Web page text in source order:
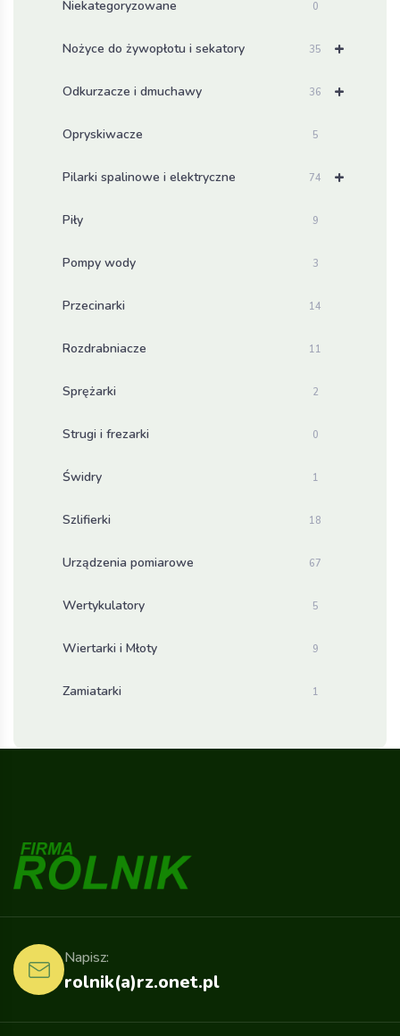
Niekategoryzowane 0
+
Nożyce do żywopłotu i sekatory 35
+
Odkurzacze i dmuchawy 36
Opryskiwacze 5
+
Pilarki spalinowe i elektryczne 74
Piły 9
Pompy wody 3
Przecinarki 14
Rozdrabniacze 11
Sprężarki 2
Strugi i frezarki 0
Świdry 1
Szlifierki 18
Urządzenia pomiarowe 67
Wertykulatory 5
Wiertarki i Młoty 9
Zamiatarki 1
rolnik(a)rz.onet.pl
Napisz: